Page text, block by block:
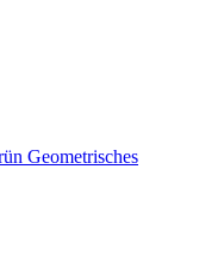
Geometrisches